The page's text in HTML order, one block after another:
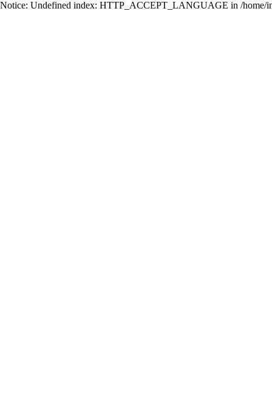
Notice: Undefined index: HTTP_ACCEPT_LANGUAGE in /home/